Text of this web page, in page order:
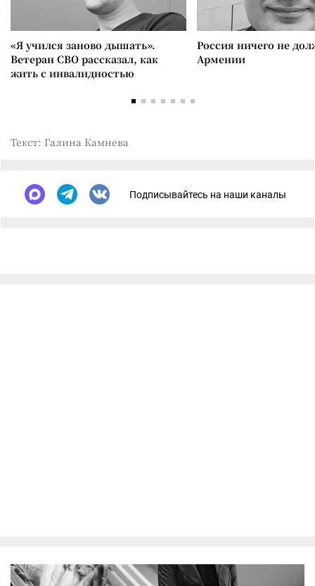
«Я учился заново дышать».
Ветеран СВО рассказал, как
жить с инвалидностью
Россия ничего не
Армении
Текст: Галина Камнева
Подписывайтесь на наши каналы